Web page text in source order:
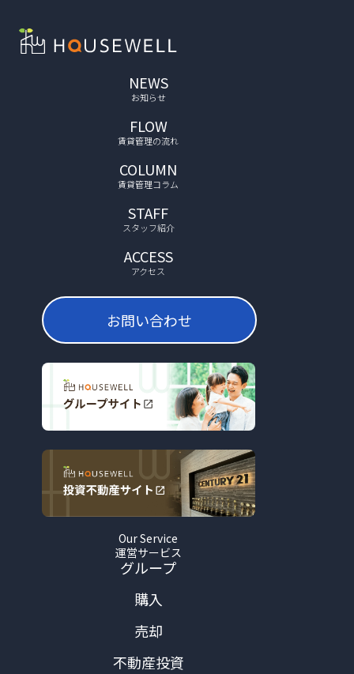
NEWS
お知らせ
FLOW
賃貸管理の流れ
COLUMN
賃貸管理コラム
STAFF
スタッフ紹介
ACCESS
アクセス
お問い合わせ
Our Service
運営サービス
グループ
購入
売却
不動産投資